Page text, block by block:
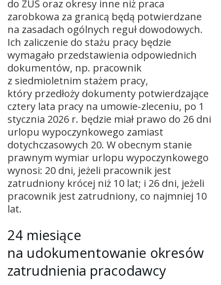
do ZUS oraz okresy inne niż praca
zarobkowa za granicą będą potwierdzane
na zasadach ogólnych reguł dowodowych.
Ich zaliczenie do stażu pracy będzie
wymagało przedstawienia odpowiednich
dokumentów, np. pracownik
z siedmioletnim stażem pracy,
który przedłoży dokumenty potwierdzające
cztery lata pracy na umowie-zleceniu, po 1
stycznia 2026 r. będzie miał prawo do 26 dni
urlopu wypoczynkowego zamiast
dotychczasowych 20. W obecnym stanie
prawnym wymiar urlopu wypoczynkowego
wynosi: 20 dni, jeżeli pracownik jest
zatrudniony krócej niż 10 lat; i 26 dni, jeżeli
pracownik jest zatrudniony, co najmniej 10
lat.
24 miesiące
na udokumentowanie okresów
zatrudnienia pracodawcy